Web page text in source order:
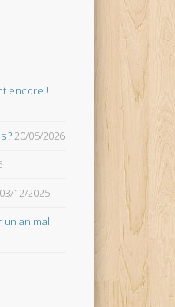
encore !
?20/05/2026
03/12/2025
un animal